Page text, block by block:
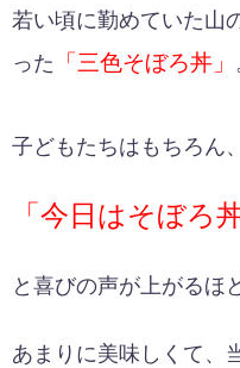
若い頃に勤めていた山
った 「三色そぼろ丼」
子どもたちはもちろん
「今日はそぼろ
と喜びの声が上がるほ
あまりに美味しくて、